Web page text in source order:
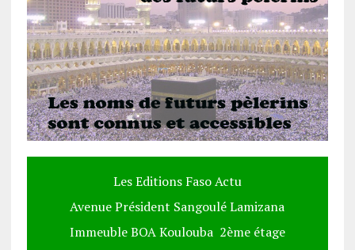
Les Editions Faso Actu
Avenue Président Sangoulé Lamizana
Immeuble BOA Koulouba 2ème étage